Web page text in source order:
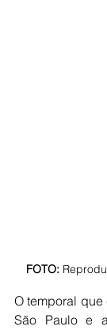
FOTO:
O temporal
São Paulo e